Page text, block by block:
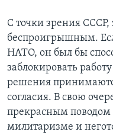
С точки зрения
беспроигрышным.
НАТО, он был бы
заблокировать
решения
согласия. В свою
прекрасным поводом
милитаризме и